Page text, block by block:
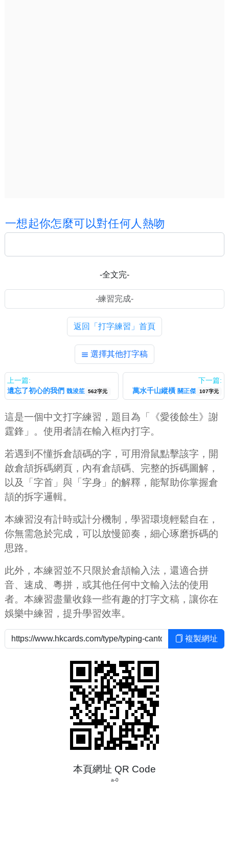
一想起你怎麼可以對任何人 熱吻
-全文完-
返回「打字練習」首頁
選擇其他打字稿
上一篇:
遺忘了初心的我們 魏浚笙 562字元
下一篇:
萬水千山縱橫 關正傑 107字元
這是一個中文打字練習，題目為「《愛後餘生》謝
霆鋒」。使用者請在輸入框內打字。
若遇到不懂拆倉頡碼的字，可用滑鼠點擊該字，開
啟倉頡拆碼網頁，內有倉頡碼、完整的拆碼圖解，
以及「字首」與「字身」的解釋，能幫助你掌握倉
頡的拆字邏輯。
本練習沒有計時或計分機制，學習環境輕鬆自在，
你無需急於完成，可以放慢節奏，細心琢磨拆碼的
思路。
此外，本練習並不只限於倉頡輸入法，還適合拼
音、速成、粵拼，或其他任何中文輸入法的使用
者。本練習盡量收錄一些有趣的打字文稿，讓你在
娛樂中練習，提升學習效率。
複製網址
本頁網址 QR Code
a-0